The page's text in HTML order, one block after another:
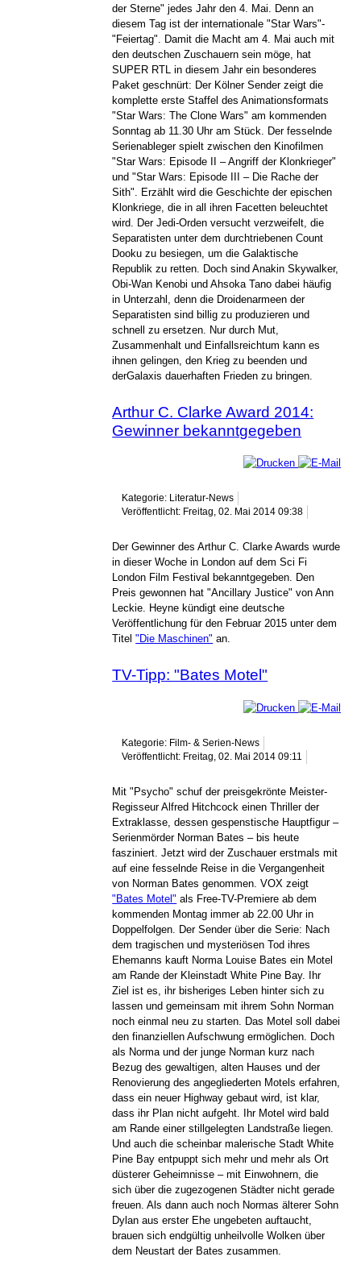
der Sterne" jedes Jahr den 4. Mai. Denn an
diesem Tag ist der internationale "Star Wars"-
"Feiertag". Damit die Macht am 4. Mai auch mit
den deutschen Zuschauern sein möge, hat
SUPER RTL in diesem Jahr ein besonderes
Paket geschnürt: Der Kölner Sender zeigt die
komplette erste Staffel des Animationsformats
"Star Wars: The Clone Wars" am kommenden
Sonntag ab 11.30 Uhr am Stück. Der fesselnde
Serienableger spielt zwischen den Kinofilmen
"Star Wars: Episode II – Angriff der Klonkrieger"
und "Star Wars: Episode III – Die Rache der
Sith". Erzählt wird die Geschichte der epischen
Klonkriege, die in all ihren Facetten beleuchtet
wird. Der Jedi-Orden versucht verzweifelt, die
Separatisten unter dem durchtriebenen Count
Dooku zu besiegen, um die Galaktische
Republik zu retten. Doch sind Anakin Skywalker,
Obi-Wan Kenobi und Ahsoka Tano dabei häufig
in Unterzahl, denn die Droidenarmeen der
Separatisten sind billig zu produzieren und
schnell zu ersetzen. Nur durch Mut,
Zusammenhalt und Einfallsreichtum kann es
ihnen gelingen, den Krieg zu beenden und
derGalaxis dauerhaften Frieden zu bringen.
Arthur C. Clarke Award 2014:
Gewinner bekanntgegeben
Kategorie: Literatur-News
Veröffentlicht: Freitag, 02. Mai 2014 09:38
Der Gewinner des Arthur C. Clarke Awards wurde
in dieser Woche in London auf dem Sci Fi
London Film Festival bekanntgegeben. Den
Preis gewonnen hat "Ancillary Justice" von Ann
Leckie. Heyne kündigt eine deutsche
Veröffentlichung für den Februar 2015 unter dem
Titel"Die Maschinen" an.
TV-Tipp: "Bates Motel"
Kategorie: Film- & Serien-News
Veröffentlicht: Freitag, 02. Mai 2014 09:11
Mit "Psycho" schuf der preisgekrönte Meister-
Regisseur Alfred Hitchcock einen Thriller der
Extraklasse, dessen gespenstische Hauptfigur –
Serienmörder Norman Bates – bis heute
fasziniert. Jetzt wird der Zuschauer erstmals mit
auf eine fesselnde Reise in die Vergangenheit
von Norman Bates genommen. VOX zeigt
"Bates Motel" als Free-TV-Premiere ab dem
kommenden Montag immer ab 22.00 Uhr in
Doppelfolgen. Der Sender über die Serie: Nach
dem tragischen und mysteriösen Tod ihres
Ehemanns kauft Norma Louise Bates ein Motel
am Rande der Kleinstadt White Pine Bay. Ihr
Ziel ist es, ihr bisheriges Leben hinter sich zu
lassen und gemeinsam mit ihrem Sohn Norman
noch einmal neu zu starten. Das Motel soll dabei
den finanziellen Aufschwung ermöglichen. Doch
als Norma und der junge Norman kurz nach
Bezug des gewaltigen, alten Hauses und der
Renovierung des angegliederten Motels erfahren,
dass ein neuer Highway gebaut wird, ist klar,
dass ihr Plan nicht aufgeht. Ihr Motel wird bald
am Rande einer stillgelegten Landstraße liegen.
Und auch die scheinbar malerische Stadt White
Pine Bay entpuppt sich mehr und mehr als Ort
düsterer Geheimnisse – mit Einwohnern, die
sich über die zugezogenen Städter nicht gerade
freuen. Als dann auch noch Normas älterer Sohn
Dylan aus erster Ehe ungebeten auftaucht,
brauen sich endgültig unheilvolle Wolken über
dem Neustart der Bates zusammen.